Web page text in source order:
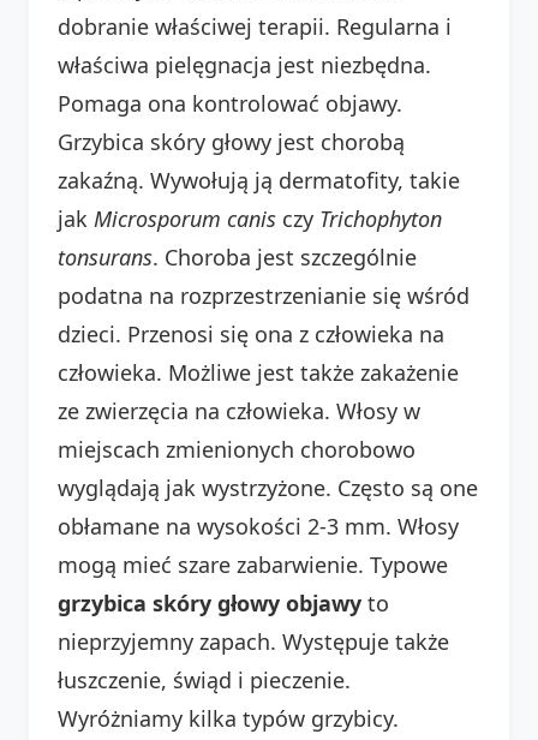
dobranie właściwej terapii. Regularna i
właściwa pielęgnacja jest niezbędna.
Pomaga ona kontrolować objawy.
Grzybica skóry głowy jest chorobą
zakaźną. Wywołują ją dermatofity, takie
jak Microsporum canis czy Trichophyton
tonsurans. Choroba jest szczególnie
podatna na rozprzestrzenianie się wśród
dzieci. Przenosi się ona z człowieka na
człowieka. Możliwe jest także zakażenie
ze zwierzęcia na człowieka. Włosy w
miejscach zmienionych chorobowo
wyglądają jak wystrzyżone. Często są one
obłamane na wysokości 2-3 mm. Włosy
mogą mieć szare zabarwienie. Typowe
grzybica skóry głowy objawy to
nieprzyjemny zapach. Występuje także
łuszczenie, świąd i pieczenie.
Wyróżniamy kilka typów grzybicy.